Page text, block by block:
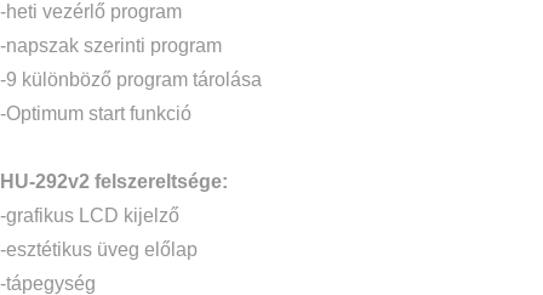
-heti vezérlő program
-napszak szerinti program
-9 különböző program tárolása
-Optimum start funkció
HU-292v2 felszereltsége:
-grafikus LCD kijelző
-esztétikus üveg előlap
-tápegység